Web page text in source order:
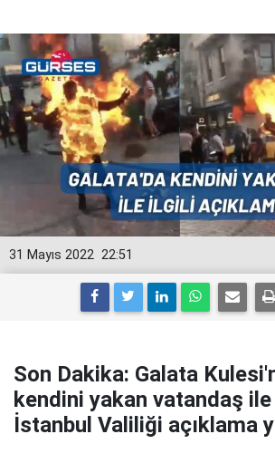
22:51
31 Mayıs 2022
Son Dakika: Galata
kendini yakan vatandaş
İstanbul Valiliği açıklama